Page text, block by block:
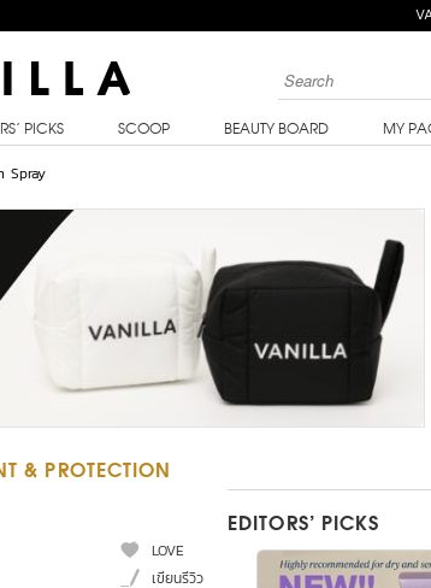
PICKS SCOOP BEAUTY BOARD MY
Spray
& PROTECTION
LOVE
เขียนรีวิว
EDITORS’ PICKS